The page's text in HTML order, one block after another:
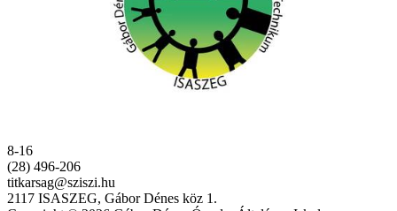
8-16
(28) 496-206
titkarsag@sziszi.hu
2117 ISASZEG, Gábor Dénes köz 1.